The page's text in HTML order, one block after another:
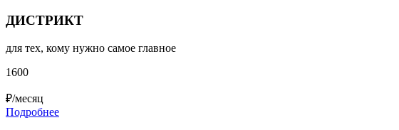
ДИСТРИКТ
для тех, кому нужно самое главное
1600
₽/месяц
Подробнее